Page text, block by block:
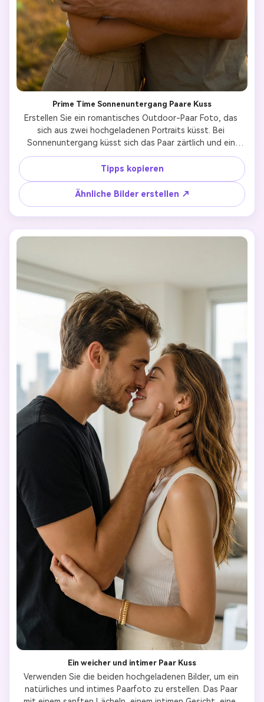
Prime Time Sonnenuntergang Paare Kuss
Erstellen Sie ein romantisches Outdoor-Paar Foto, das
sich aus zwei hochgeladenen Portraits küsst. Bei
Sonnenuntergang küsst sich das Paar zärtlich und ein
warmes goldenes Licht umgibt sie. Natürliche Haltung,
sanfte Haptik, realistische Haut- und Gesichtszüge
bleiben erhalten. Der Hintergrund ist leicht
verschwommen, filmische Atmosphäre, echte Emotionen
des Paares. Realistischer Stil, hochwertige romantische
Fotografie.
Tipps kopieren
Ähnliche Bilder erstellen ↗
Ein weicher und intimer Paar Kuss
Verwenden Sie die beiden hochgeladenen Bilder, um ein
natürliches und intimes Paarfoto zu erstellen. Das Paar